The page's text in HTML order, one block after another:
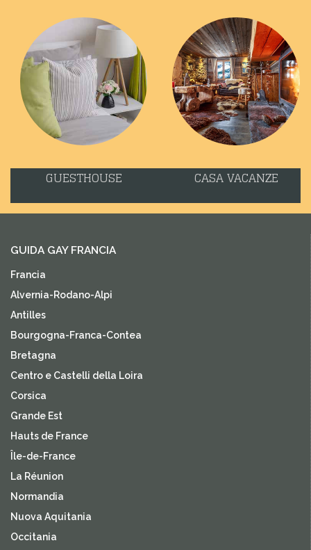
GUESTHOUSE CASA VACANZE
GUIDA GAY FRANCIA
Francia
Alvernia-Rodano-Alpi
Antilles
Bourgogna-Franca-Contea
Bretagna
Centro e Castelli della Loira
Corsica
Grande Est
Hauts de France
Île-de-France
La Réunion
Normandia
Nuova Aquitania
Occitania